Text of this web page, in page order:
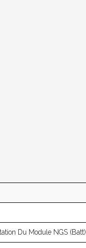
Du Module NGS (batt)